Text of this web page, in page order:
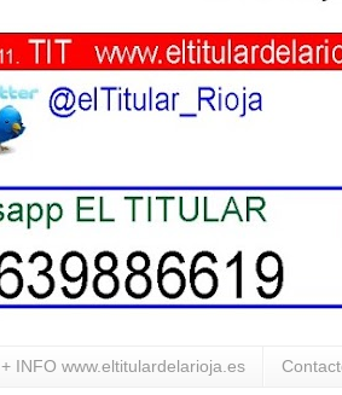
+ INFO www.eltitulardelarioja.es